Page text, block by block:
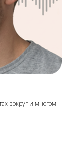
вокруг и многом